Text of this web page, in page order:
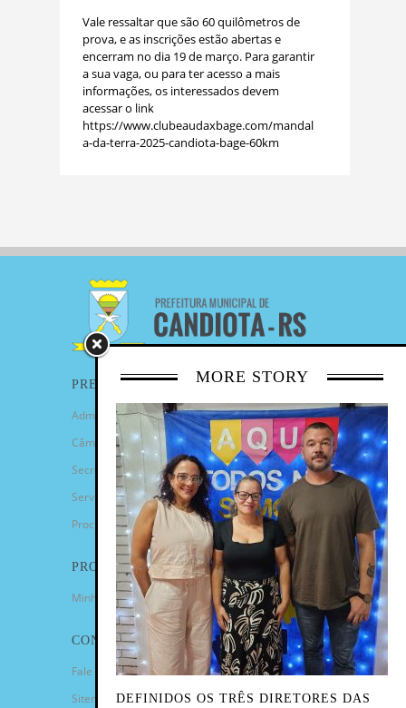
Vale ressaltar que são 60 quilômetros de
prova, e as inscrições estão abertas e
encerram no dia 19 de março. Para garantir
a sua vaga, ou para ter acesso a mais
informações, os interessados devem
acessar o link
https://www.clubeaudaxbage.com/mandal
a-da-terra-2025-candiota-bage-60km
MORE STORY
DEFINIDOS OS TRÊS DIRETORES DAS
PREFEITURA
Administração Municipal
Câmara de Vereadores
Secretarias
Serviços
Procuradoria Geral
PROGRAMAS
Minha Casa Minha Vida
CONTATO
Fale Conosco
Sitemap